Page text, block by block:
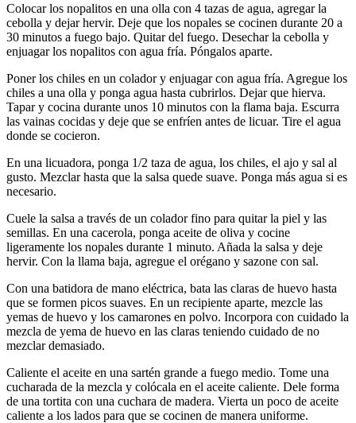
Colocar los nopalitos en una olla con 4 tazas de agua, agregar la
cebolla y dejar hervir. Deje que los nopales se cocinen durante 20 a
30 minutos a fuego bajo. Quitar del fuego. Desechar la cebolla y
enjuagar los nopalitos con agua fría. Póngalos aparte.
Poner los chiles en un colador y enjuagar con agua fría. Agregue los
chiles a una olla y ponga agua hasta cubrirlos. Dejar que hierva.
Tapar y cocina durante unos 10 minutos con la flama baja. Escurra
las vainas cocidas y deje que se enfríen antes de licuar. Tire el agua
donde se cocieron.
En una licuadora, ponga 1/2 taza de agua, los chiles, el ajo y sal al
gusto. Mezclar hasta que la salsa quede suave. Ponga más agua si es
necesario.
Cuele la salsa a través de un colador fino para quitar la piel y las
semillas. En una cacerola, ponga aceite de oliva y cocine
ligeramente los nopales durante 1 minuto. Añada la salsa y deje
hervir. Con la llama baja, agregue el orégano y sazone con sal.
Con una batidora de mano eléctrica, bata las claras de huevo hasta
que se formen picos suaves. En un recipiente aparte, mezcle las
yemas de huevo y los camarones en polvo. Incorpora con cuidado la
mezcla de yema de huevo en las claras teniendo cuidado de no
mezclar demasiado.
Caliente el aceite en una sartén grande a fuego medio. Tome una
cucharada de la mezcla y colócala en el aceite caliente. Dele forma
de una tortita con una cuchara de madera. Vierta un poco de aceite
caliente a los lados para que se cocinen de manera uniforme.